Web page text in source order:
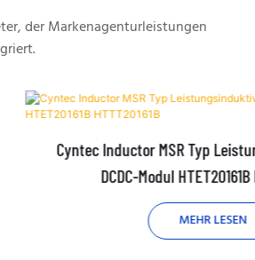
der Markenagenturleistungen
Cyntec Inductor MSR Typ
DCDC-Modul
MEHR LESEN